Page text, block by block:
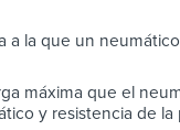
a la que un
máxima que el
y resistencia de la